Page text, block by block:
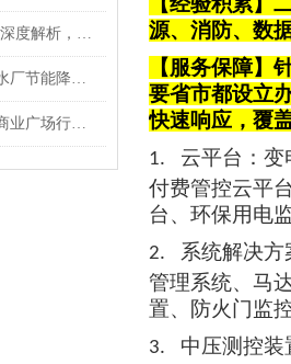
取80%红线！光伏618新政深度解析，安科瑞助力分布式光伏全场景合规接入
浅谈电能管理系统在自来水厂节能降耗中的应用
终端电气综合治理装置在商业广场行业中的应用
源、消防、数
【服务保障
要省市都设立
快速响应，覆
1. 云平台 ：
付费管控云平
台、环保用电
2.
系统解决
管理系统、马
置、防火门监
3.
中压测控